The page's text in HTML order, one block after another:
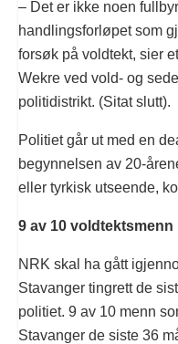
– Det er ikke noen
handlingsforløpet som
forsøk på voldtekt, sier
Wekre ved vold- og
politidistrikt. (Sitat slutt).
Politiet går ut med en
begynnelsen av 20-
eller tyrkisk utseende,
9 av 10
NRK skal ha gått
Stavanger tingrett de
politiet. 9 av 10 menn
Stavanger de siste 36